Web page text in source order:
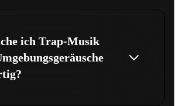
ich Trap-Musik